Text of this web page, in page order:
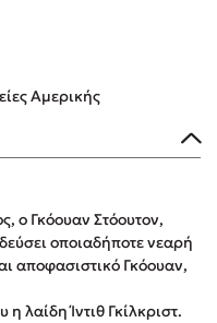
Αμερικής
ο Γκόουαν Στόουτον,
οποιαδήποτε νεαρή
αποφασιστικό Γκόουαν,
λαίδη Ίντιθ Γκίλκριστ.